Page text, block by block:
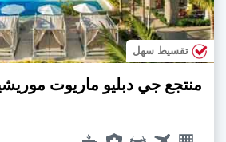
تقسيط سهل
منتجع جي دبليو ماريوت